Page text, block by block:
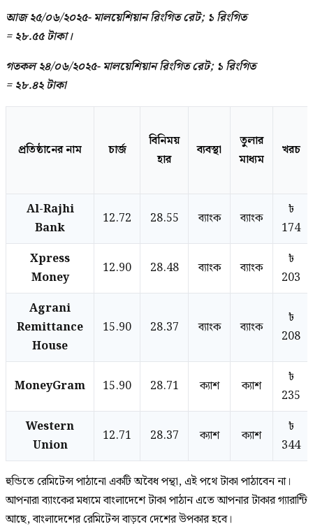
আজ ২৫/০৬/২০২৫- মালয়েশিয়ান রিংগিত রেট; ১ রিংগিত
= ২৮.৫৫ টাকা।
গতকল ২৪/০৬/২০২৫- মালয়েশিয়ান রিংগিত রেট; ১ রিংগিত
= ২৮.৪২ টাকা
প্রতিষ্ঠানের নাম চার্জ
বিনিময়
হার
ব্যবস্থা
তুলার
মাধ্যম
খরচ
Al-Rajhi
Bank
12.72 28.55 ব্যাংক ব্যাংক
৳
174
Xpress
Money
12.90 28.48 ব্যাংক ব্যাংক
৳
203
Agrani
Remittance
House
15.90 28.37 ব্যাংক ব্যাংক
৳
208
MoneyGram 15.90 28.71 ক্যাশ ক্যাশ
৳
235
Western
Union
12.71 28.37 ক্যাশ ক্যাশ
৳
344
হুন্ডিতে রেমিটেন্স পাঠানো একটি অবৈধ পন্থা, এই পথে টাকা পাঠাবেন না।
আপনারা ব্যাংকের মধ্যমে বাংলাদেশে টাকা পাঠান এতে আপনার টাকার গ্যারান্টি
আছে, বাংলাদেশের রেমিটেন্স বাড়বে দেশের উপকার হবে।